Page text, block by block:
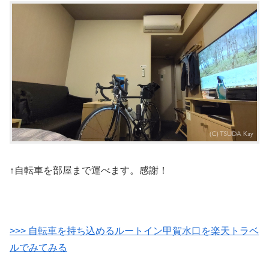
↑自転車を部屋まで運べます。感謝！
>>> 自転車を持ち込めるルートイン甲賀水口を楽天トラベ
ルでみてみる